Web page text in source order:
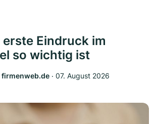
Eindruck im
so wichtig ist
firmenweb.de ‧ 07. August 2026